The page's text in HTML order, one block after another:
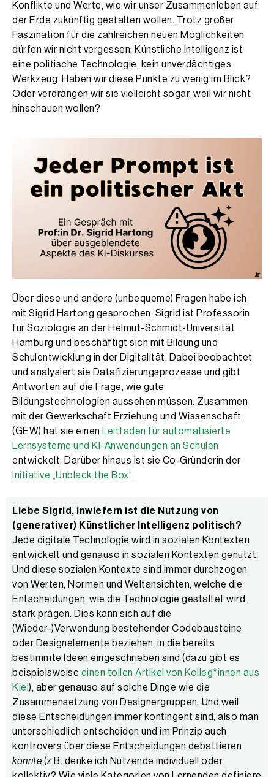
Konflikte und Werte, wie wir unser Zusammenleben auf
der Erde zukünftig gestalten wollen. Trotz großer
Faszination für die zahlreichen neuen Möglichkeiten
dürfen wir nicht vergessen: Künstliche Intelligenz ist
eine politische Technologie, kein unverdächtiges
Werkzeug. Haben wir diese Punkte zu wenig im Blick?
Oder verdrängen wir sie vielleicht sogar, weil wir nicht
hinschauen wollen?
Über diese und andere (unbequeme) Fragen habe ich
mit Sigrid Hartong gesprochen. Sigrid ist Professorin
für Soziologie an der Helmut-Schmidt-Universität
Hamburg und beschäftigt sich mit Bildung und
Schulentwicklung in der Digitalität. Dabei beobachtet
und analysiert sie Datafizierungsprozesse und gibt
Antworten auf die Frage, wie gute
Bildungstechnologien aussehen müssen. Zusammen
mit der Gewerkschaft Erziehung und Wissenschaft
(GEW) hat sie einen Leitfaden für automatisierte
Lernsysteme und KI-Anwendungen an Schulen
entwickelt. Darüber hinaus ist sie Co-Gründerin der
Initiative „Unblack the Box“.
Liebe Sigrid, inwiefern ist die Nutzung von
(generativer) Künstlicher Intelligenz politisch?
Jede digitale Technologie wird in sozialen Kontexten
entwickelt und genauso in sozialen Kontexten genutzt.
Und diese sozialen Kontexte sind immer durchzogen
von Werten, Normen und Weltansichten, welche die
Entscheidungen, wie die Technologie gestaltet wird,
stark prägen. Dies kann sich auf die
(Wieder-)Verwendung bestehender Codebausteine
oder Designelemente beziehen, in die bereits
bestimmte Ideen eingeschrieben sind (dazu gibt es
beispielsweise einen tollen Artikel von Kolleg*innen aus
Kiel ), aber genauso auf solche Dinge wie die
Zusammensetzung von Designergruppen. Und weil
diese Entscheidungen immer kontingent sind, also man
unterschiedlich entscheiden und im Prinzip auch
kontrovers über diese Entscheidungen debattieren
könnte (z.B. denke ich Nutzende individuell oder